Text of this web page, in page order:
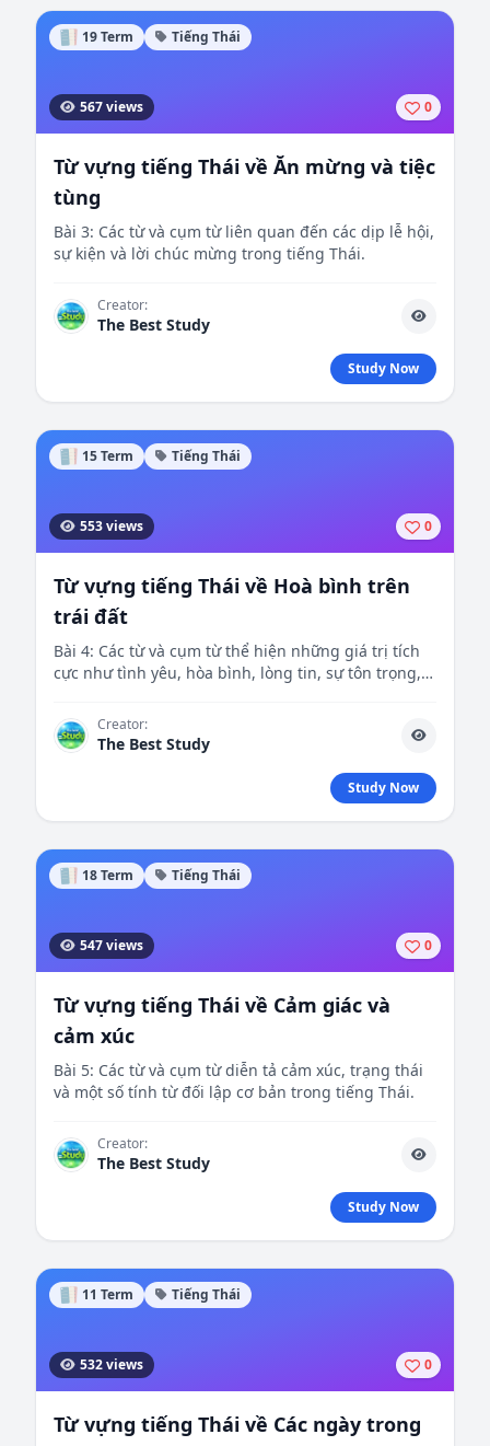
19 Term Tiếng Thái
567 views 0
Từ vựng tiếng Thái về Ăn mừng và tiệc
tùng
Bài 3: Các từ và cụm từ liên quan đến các dịp lễ hội,
sự kiện và lời chúc mừng trong tiếng Thái.
Creator:
The Best Study
Study Now
15 Term Tiếng Thái
553 views 0
Từ vựng tiếng Thái về Hoà bình trên
trái đất
Bài 4: Các từ và cụm từ thể hiện những giá trị tích
cực như tình yêu, hòa bình, lòng tin, sự tôn trọng,
Creator:
The Best Study
Study Now
18 Term Tiếng Thái
547 views 0
Từ vựng tiếng Thái về Cảm giác và
cảm xúc
Bài 5: Các từ và cụm từ diễn tả cảm xúc, trạng thái
và một số tính từ đối lập cơ bản trong tiếng Thái.
Creator:
The Best Study
Study Now
11 Term Tiếng Thái
532 views 0
Từ vựng tiếng Thái về Các ngày trong